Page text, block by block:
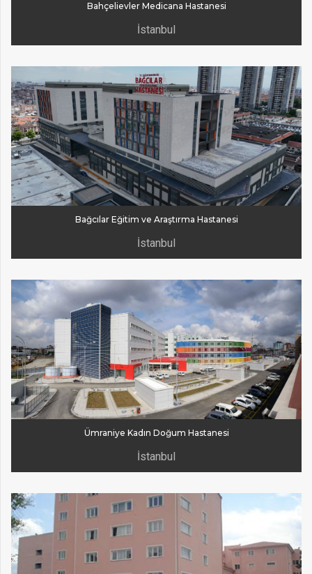
Bahçelievler Medicana Hastanesi
İstanbul
Bağcılar Eğitim ve Araştırma Hastanesi
İstanbul
Ümraniye Kadın Doğum Hastanesi
İstanbul